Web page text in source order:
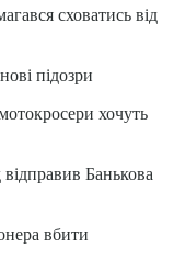
сховатись від
підозри
хочуть
Банькова
вбити